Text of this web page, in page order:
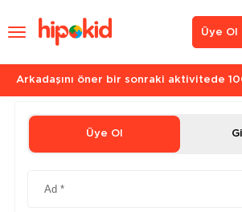
Üye Ol
Arkadaşını öner bir sonraki aktivitede
Üye Ol